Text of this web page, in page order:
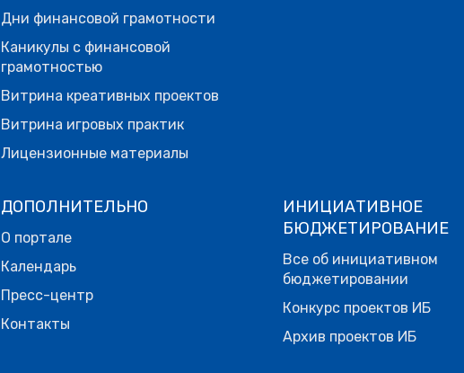
Дни финансовой грамотности
Каникулы с финансовой
грамотностью
Витрина креативных проектов
Витрина игровых практик
Лицензионные материалы
ДОПОЛНИТЕЛЬНО
О портале
Календарь
Пресс-центр
Контакты
ИНИЦИАТИВНОЕ
БЮДЖЕТИРОВАНИЕ
Все об инициативном
бюджетировании
Конкурс проектов ИБ
Архив проектов ИБ